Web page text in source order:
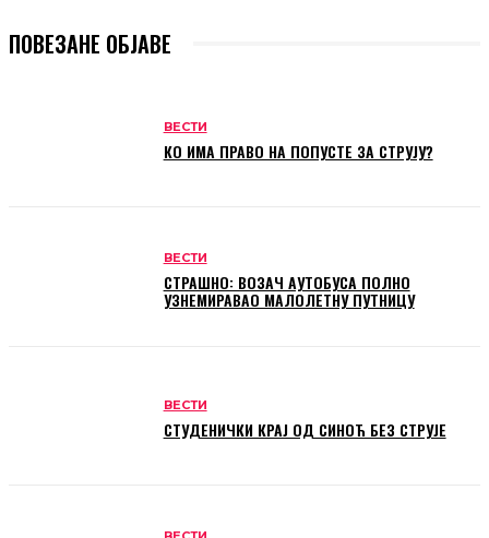
ПОВЕЗАНЕ ОБЈАВЕ
ВЕСТИ
КО ИМА ПРАВО НА ПОПУСТЕ ЗА СТРУЈУ?
ВЕСТИ
СТРАШНО: ВОЗАЧ АУТОБУСА ПОЛНО
УЗНЕМИРАВАО МАЛОЛЕТНУ ПУТНИЦУ
ВЕСТИ
СТУДЕНИЧКИ КРАЈ ОД СИНОЋ БЕЗ СТРУЈЕ